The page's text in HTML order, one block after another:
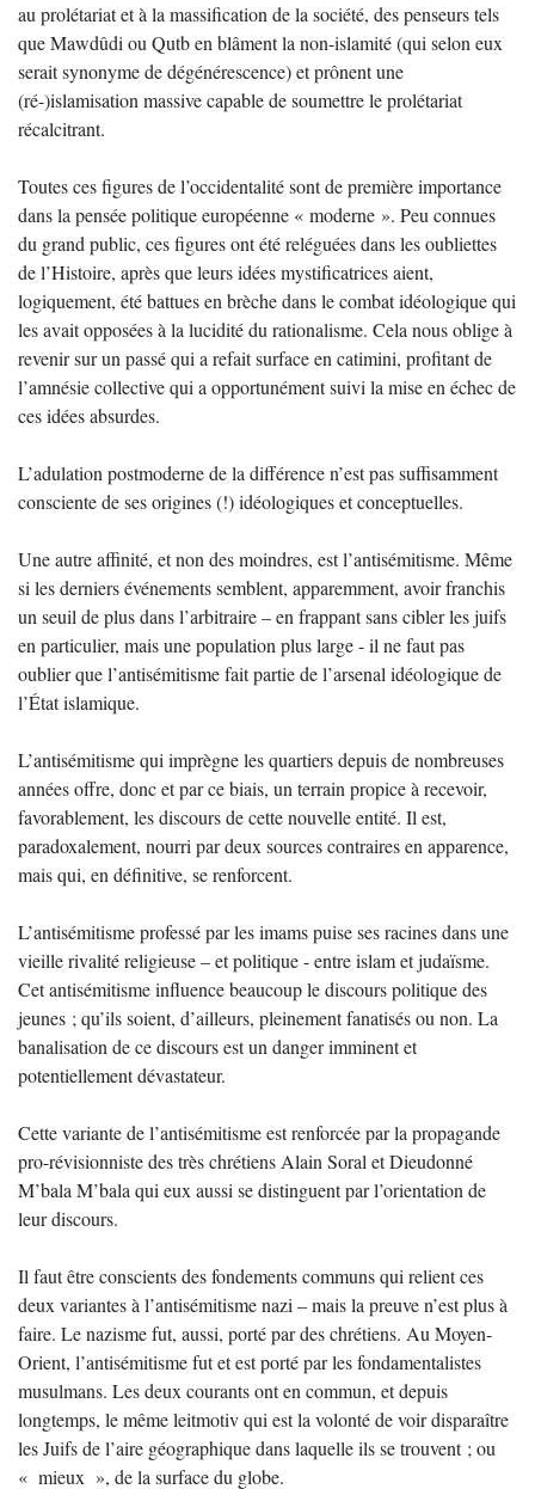
au prolétariat et à la massification de la société, des penseurs tels
que Mawdûdi ou Qutb en blâment la non-islamité (qui selon eux
serait synonyme de dégénérescence) et prônent une
(ré-)islamisation massive capable de soumettre le prolétariat
récalcitrant.
Toutes ces figures de l’occidentalité sont de première importance
dans la pensée politique européenne « moderne ». Peu connues
du grand public, ces figures ont été reléguées dans les oubliettes
de l’Histoire, après que leurs idées mystificatrices aient,
logiquement, été battues en brèche dans le combat idéologique qui
les avait opposées à la lucidité du rationalisme. Cela nous oblige à
revenir sur un passé qui a refait surface en catimini, profitant de
l’amnésie collective qui a opportunément suivi la mise en échec de
ces idées absurdes.
L’adulation postmoderne de la différence n’est pas suffisamment
consciente de ses origines (!) idéologiques et conceptuelles.
Une autre affinité, et non des moindres, est l’antisémitisme. Même
si les derniers événements semblent, apparemment, avoir franchis
un seuil de plus dans l’arbitraire – en frappant sans cibler les juifs
en particulier, mais une population plus large - il ne faut pas
oublier que l’antisémitisme fait partie de l’arsenal idéologique de
l’État islamique.
L’antisémitisme qui imprègne les quartiers depuis de nombreuses
années offre, donc et par ce biais, un terrain propice à recevoir,
favorablement, les discours de cette nouvelle entité. Il est,
paradoxalement, nourri par deux sources contraires en apparence,
mais qui, en définitive, se renforcent.
L’antisémitisme professé par les imams puise ses racines dans une
vieille rivalité religieuse – et politique - entre islam et judaïsme.
Cet antisémitisme influence beaucoup le discours politique des
jeunes ; qu’ils soient, d’ailleurs, pleinement fanatisés ou non. La
banalisation de ce discours est un danger imminent et
potentiellement dévastateur.
Cette variante de l’antisémitisme est renforcée par la propagande
pro-révisionniste des très chrétiens Alain Soral et Dieudonné
M’bala M’bala qui eux aussi se distinguent par l’orientation de
leur discours.
Il faut être conscients des fondements communs qui relient ces
deux variantes à l’antisémitisme nazi – mais la preuve n’est plus à
faire. Le nazisme fut, aussi, porté par des chrétiens. Au Moyen-
Orient, l’antisémitisme fut et est porté par les fondamentalistes
musulmans. Les deux courants ont en commun, et depuis
longtemps, le même leitmotiv qui est la volonté de voir disparaître
les Juifs de l’aire géographique dans laquelle ils se trouvent ; ou
« mieux », de la surface du globe.